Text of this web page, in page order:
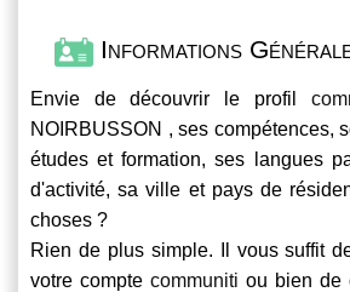
Informations
Envie de découvrir le profil
NOIRBUSSON , ses compétences,
études et formation, ses langues
d'activité, sa ville et pays de
choses ?
Rien de plus simple. Il vous suffit
votre compte communiti ou bien de